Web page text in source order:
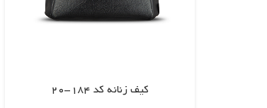
کیف زنانه کد 184-20